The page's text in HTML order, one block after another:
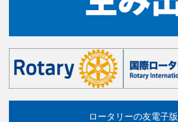
ロータリーの友電子版